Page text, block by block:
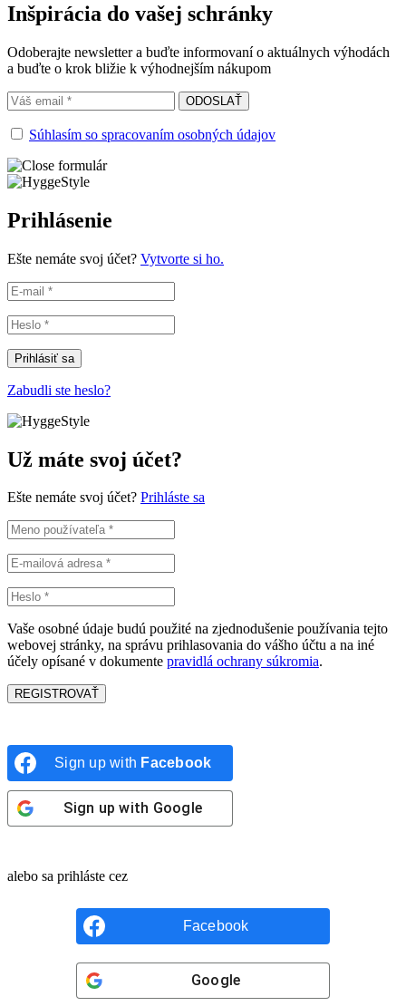
Inšpirácia do vašej schránky
Odoberajte newsletter a buďte informovaní o aktuálnych výhodách
a buďte o krok bližie k výhodnejším nákupom
Súhlasím so spracovaním osobných údajov
Prihlásenie
Ešte nemáte svoj účet? Vytvorte si ho.
Prihlásiť sa
Zabudli ste heslo?
Už máte svoj účet?
Ešte nemáte svoj účet? Prihláste sa
Vaše osobné údaje budú použité na zjednodušenie používania tejto
webovej stránky, na správu prihlasovania do vášho účtu a na iné
účely opísané v dokumente pravidlá ochrany súkromia.
REGISTROVAŤ
Sign up with Facebook
Sign up with Google
alebo sa prihláste cez
Facebook
Google